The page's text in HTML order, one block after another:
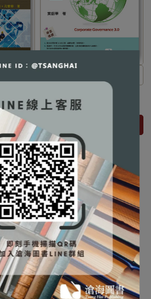
，除非
退款
優惠，請
經營
瑕疵換書不提供退貨與退款
✅訂購數量5本以上另有優惠，請
公司治理：全球觀點、台灣體
驗(第三版) [葉銀華著]
9789869859776
NT$627 NT$660
膜，除非